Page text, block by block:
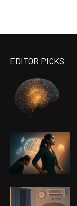
EDITOR PICKS